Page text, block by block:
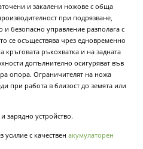
и закалени ножове с обща
при подрязване,
безопасно управление разполага с
се осъществява чрез едновременно
кръговата ръкохватка и на задната
допълнително осигуряват във
опора. Ограничителят на ножа
при работа в близост до земята или
зарядно устройство.
с качествен акумулаторен